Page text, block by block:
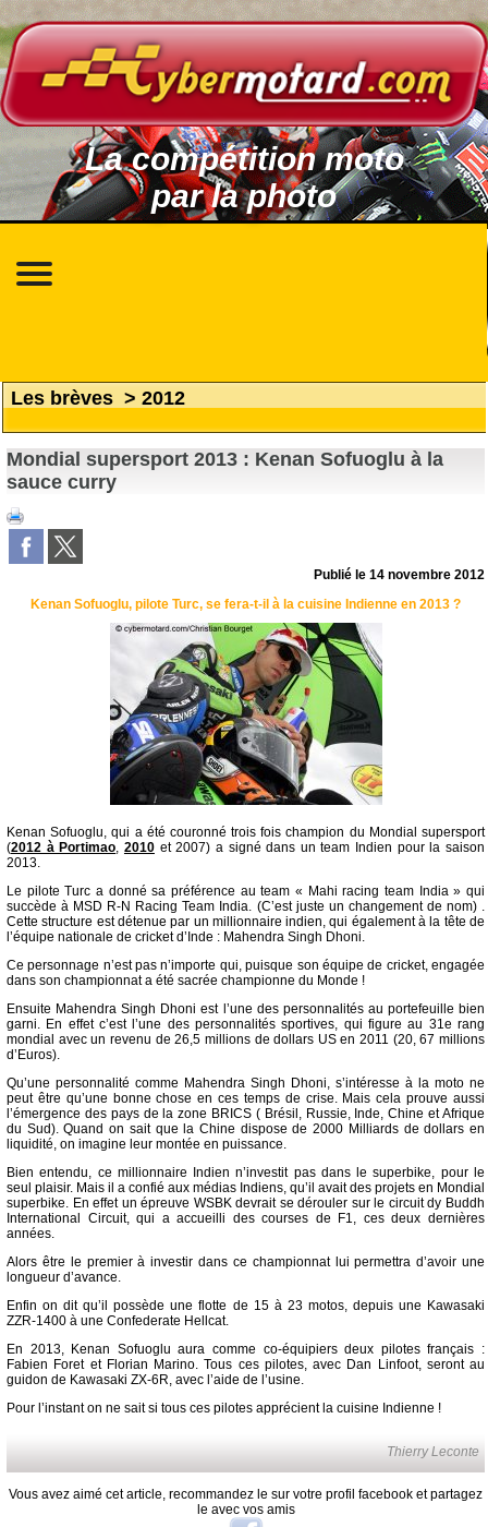
La compétition moto
par la photo
Les brèves > 2012
Mondial supersport 2013 : Kenan Sofuoglu à la
sauce curry
Publié le14 novembre 2012
Kenan Sofuoglu, pilote Turc, se fera-t-il à la cuisine Indienne en 2013 ?
Kenan Sofuoglu, qui a été couronné trois fois champion du Mondial supersport
(2012 à Portimao, 2010et 2007) a signé dans un team Indien pour la saison
2013.
Le pilote Turc a donné sa préférence au team « Mahi racing team India » qui
succède à MSD R-N Racing Team India. (C’est juste un changement de nom) .
Cette structure est détenue par un millionnaire indien, qui également à la tête de
l’équipe nationale de cricket d’Inde : Mahendra Singh Dhoni.
Ce personnage n’est pas n’importe qui, puisque son équipe de cricket, engagée
dans son championnat a été sacrée championne du Monde !
Ensuite Mahendra Singh Dhoni est l’une des personnalités au portefeuille bien
garni. En effet c’est l’une des personnalités sportives, qui figure au 31e rang
mondial avec un revenu de 26,5 millions de dollars US en 2011 (20, 67 millions
d’Euros).
Qu’une personnalité comme Mahendra Singh Dhoni, s’intéresse à la moto ne
peut être qu’une bonne chose en ces temps de crise. Mais cela prouve aussi
l’émergence des pays de la zone BRICS ( Brésil, Russie, Inde, Chine et Afrique
du Sud). Quand on sait que la Chine dispose de 2000 Milliards de dollars en
liquidité, on imagine leur montée en puissance.
Bien entendu, ce millionnaire Indien n’investit pas dans le superbike, pour le
seul plaisir. Mais il a confié aux médias Indiens, qu’il avait des projets en Mondial
superbike. En effet un épreuve WSBK devrait se dérouler sur le circuit dy Buddh
International Circuit, qui a accueilli des courses de F1, ces deux dernières
années.
Alors être le premier à investir dans ce championnat lui permettra d’avoir une
longueur d’avance.
Enfin on dit qu’il possède une flotte de 15 à 23 motos, depuis une Kawasaki
ZZR-1400 à une Confederate Hellcat.
En 2013, Kenan Sofuoglu aura comme co-équipiers deux pilotes français :
Fabien Foret et Florian Marino. Tous ces pilotes, avec Dan Linfoot, seront au
guidon de Kawasaki ZX-6R, avec l’aide de l’usine.
Pour l’instant on ne sait si tous ces pilotes apprécient la cuisine Indienne !
Thierry Leconte
Vous avez aimé cet article, recommandez le sur votre profil facebook et partagez
le avec vos amis